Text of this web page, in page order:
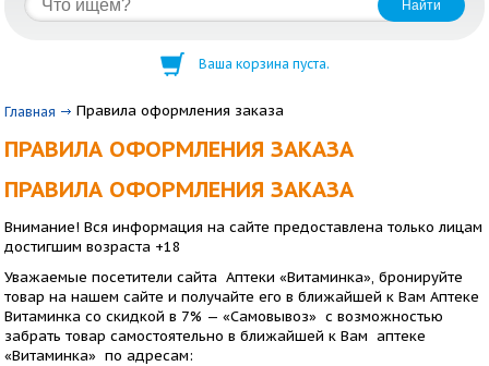
Ваша корзина пуста.
Главная Правила оформления заказа
ПРАВИЛА ОФОРМЛЕНИЯ ЗАКАЗА
ПРАВИЛА ОФОРМЛЕНИЯ ЗАКАЗА
Внимание! Вся информация на сайте предоставлена только лицам
достигшим возраста +18
Уважаемые посетители сайта Аптеки «Витаминка», бронируйте
товар на нашем сайте и получайте его в ближайшей к Вам Аптеке
Витаминка со скидкой в 7% — «Самовывоз» с возможностью
забрать товар самостоятельно в ближайшей к Вам аптеке
«Витаминка» по адресам: